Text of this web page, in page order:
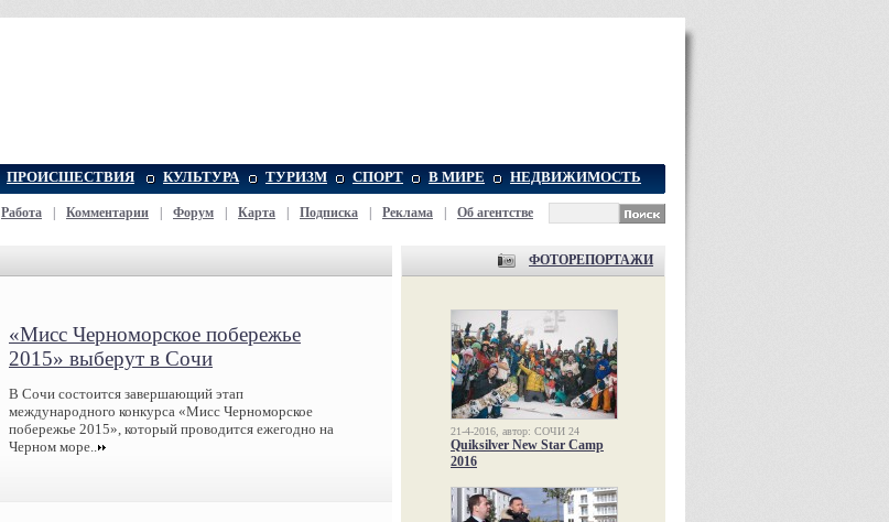
ПРОИСШЕСТВИЯ КУЛЬТУРА ТУРИЗМ СПОРТ В МИРЕ НЕДВИЖИМОСТЬ
Работа Комментарии Форум Карта Подписка Реклама Об агентстве
«Мисс Черноморское побережье
2015» выберут в Сочи
В Сочи состоится завершающий этап
международного конкурса «Мисс Черноморское
побережье 2015», который проводится ежегодно на
Черном море..
ФОТОРЕПОРТАЖИ
21-4-2016, автор: СОЧИ 24
Quiksilver New Star Camp
2016